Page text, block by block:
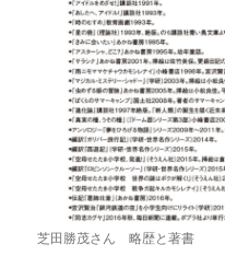
芝田勝茂さん 略歴と著書